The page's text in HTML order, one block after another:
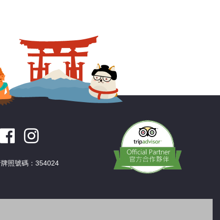
照號碼：354024